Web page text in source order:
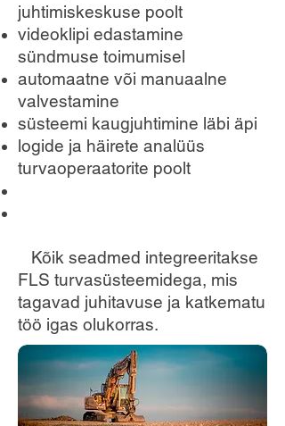
juhtimiskeskuse poolt
videoklipi edastamine
sündmuse toimumisel
automaatne või manuaalne
valvestamine
süsteemi kaugjuhtimine läbi äpi
logide ja häirete analüüs
turvaoperaatorite poolt
Kõik seadmed integreeritakse
FLS turvasüsteemidega, mis
tagavad juhitavuse ja katkematu
töö igas olukorras.